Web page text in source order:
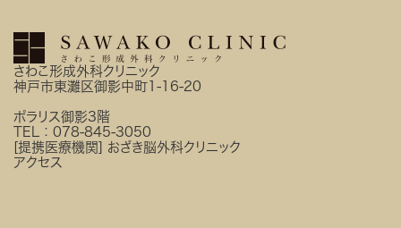
さわこ形成外科クリニック
神戸市東灘区御影中町1-16-20
ポラリス御影3階
TEL： 078-845-3050
[提携医療機関] おざき脳外科クリニック
アクセス